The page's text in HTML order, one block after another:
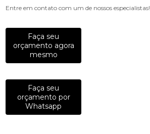
Entre em contato com um de nossos especialistas!
Faça seu
orçamento agora
mesmo
Faça seu
orçamento por
Whatsapp